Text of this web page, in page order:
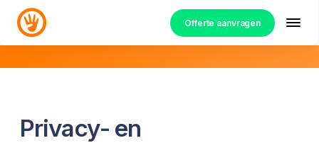
Offerte aanvragen
Privacy- en